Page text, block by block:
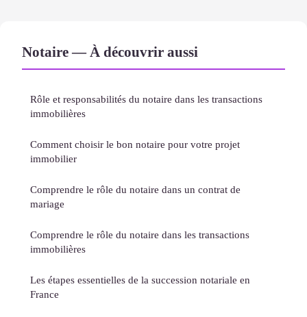
Notaire — À découvrir aussi
Rôle et responsabilités du notaire dans les transactions
immobilières
Comment choisir le bon notaire pour votre projet
immobilier
Comprendre le rôle du notaire dans un contrat de
mariage
Comprendre le rôle du notaire dans les transactions
immobilières
Les étapes essentielles de la succession notariale en
France